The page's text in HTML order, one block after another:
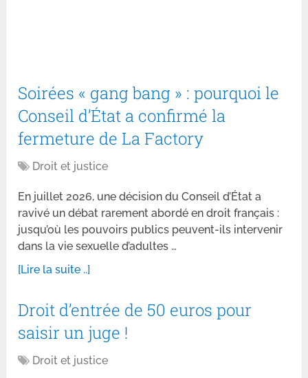
Soirées « gang bang » : pourquoi le
Conseil d’État a confirmé la
fermeture de La Factory
Droit et justice
En juillet 2026, une décision du Conseil d’État a
ravivé un débat rarement abordé en droit français :
jusqu’où les pouvoirs publics peuvent-ils intervenir
dans la vie sexuelle d’adultes …
[Lire la suite ..]
Droit d’entrée de 50 euros pour
saisir un juge !
Droit et justice